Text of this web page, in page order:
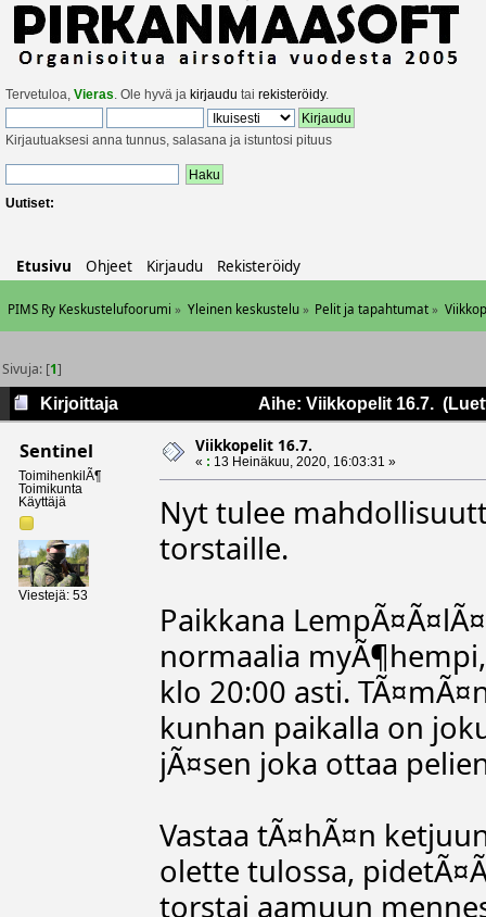
Tervetuloa, Vieras. Ole hyvä ja kirjaudu tai rekisteröidy.
Kirjautuaksesi anna tunnus, salasana ja istuntosi pituus
Uutiset:
Etusivu Ohjeet Kirjaudu Rekisteröidy
PIMS Ry Keskustelufoorumi » Yleinen keskustelu» Pelit ja tapahtumat »
Sivuja: [1]
Kirjoittaja Aihe: Viikkopelit 16.7.
Sentinel
ToimihenkilÃ¶
Toimikunta
Käyttäjä
Viestejä: 53
Viikkopelit 16.7.
« : 13 Heinäkuu, 2020, 16:03:31 »
Nyt tulee
torstaille.
Paikkana
normaalia
klo 20:00 asti.
kunhan paikalla on
jÃ¤sen joka ottaa
Vastaa tÃ¤hÃ¤n
olette tulossa,
torstai aamuun